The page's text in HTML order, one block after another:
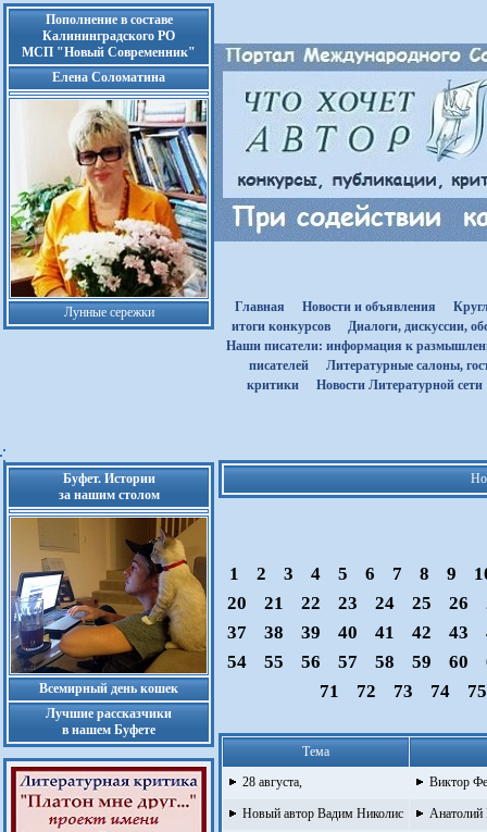
Пополнение в составе
Калининградского РО
МСП "Новый Современник"
Елена Соломатина
Лунные сережки Главная Новости и объявления
итоги конкурсов
Диалоги, дискуссии,
Наши писатели: информация к
писателей
Литературные салоны,
критики
Новости Литературной сети
Буфет. Истории
за нашим столом
Всемирный день кошек
Лучшие рассказчики
в нашем Буфете
1 2 3 4 5 6 7 8 9
20
21 22 23 24 25 26
37
38 39 40 41 42 43
54
55 56 57 58 59 60
71
72 73 74
Тема
28 августа,
Виктор
Новый автор Вадим Николис
Анатолий